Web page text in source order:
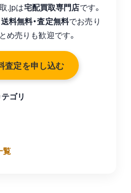
.jpは宅配買取専門店です。
送料無料・査定無料でお売り
め売りも歓迎です。
査定を申し込む
ゴリ
覧